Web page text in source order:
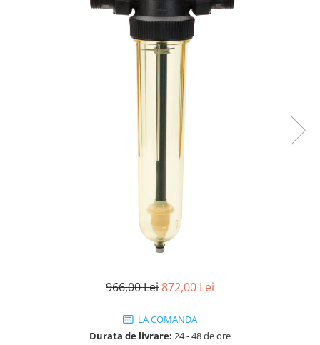
966,00 Lei872,00 Lei
LA COMANDA
Durata de livrare: 24 - 48 de ore